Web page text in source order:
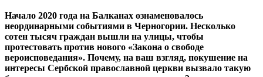
Начало 2020 года на Балканах ознаменовалось
неординарными событиями в Черногории. Несколько
сотен тысяч граждан вышли на улицы, чтобы
протестовать против нового «Закона о свободе
вероисповедания». Почему, на ваш взгляд, покушение на
интересы Сербской православной церкви вызвало такую